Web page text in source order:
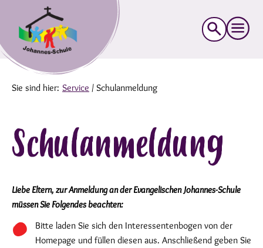
Suche
nach:
Sie sind hier: Service / Schulanmeldung
Schulanmeldung
Liebe Eltern, zur Anmeldung an der Evangelischen Johannes-Schule
müssen Sie Folgendes beachten:
Bitte laden Sie sich den Interessentenbogen von der
Homepage und füllen diesen aus. Anschließend geben Sie